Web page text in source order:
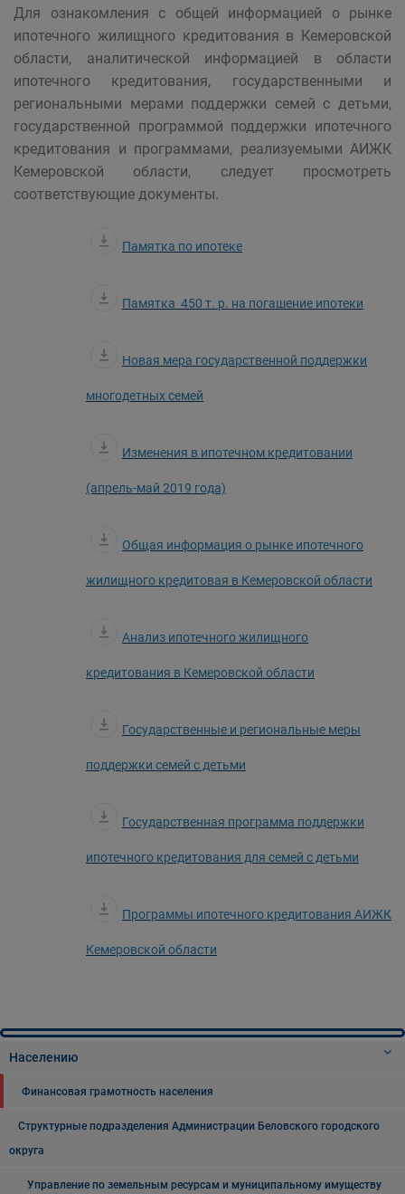
Для ознакомления с общей информацией о рынке
ипотечного жилищного кредитования в Кемеровской
области, аналитической информацией в области
ипотечного кредитования, государственными и
региональными мерами поддержки семей с детьми,
государственной программой поддержки ипотечного
кредитования и программами, реализуемыми АИЖК
Кемеровской области, следует просмотреть
соответствующие документы.
Памятка по ипотеке
Памятка 450 т. р. на погашение ипотеки
Новая мера государственной поддержки
многодетных семей
Изменения в ипотечном кредитовании
(апрель-май 2019 года)
Общая информация о рынке ипотечного
жилищного кредитовая в Кемеровской области
Анализ ипотечного жилищного
кредитования в Кемеровской области
Государственные и региональные меры
поддержки семей с детьми
Государственная программа поддержки
ипотечного кредитования для семей с детьми
Программы ипотечного кредитования АИЖК
Кемеровской области
Населению
Финансовая грамотность населения
Структурные подразделения Администрации Беловского городского
округа
Управление по земельным ресурсам и муниципальному имуществу